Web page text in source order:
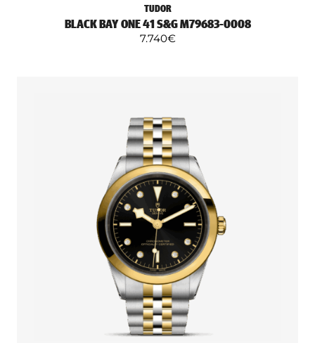
TUDOR
BLACK BAY ONE 41 S&G M79683-0008
7.740€